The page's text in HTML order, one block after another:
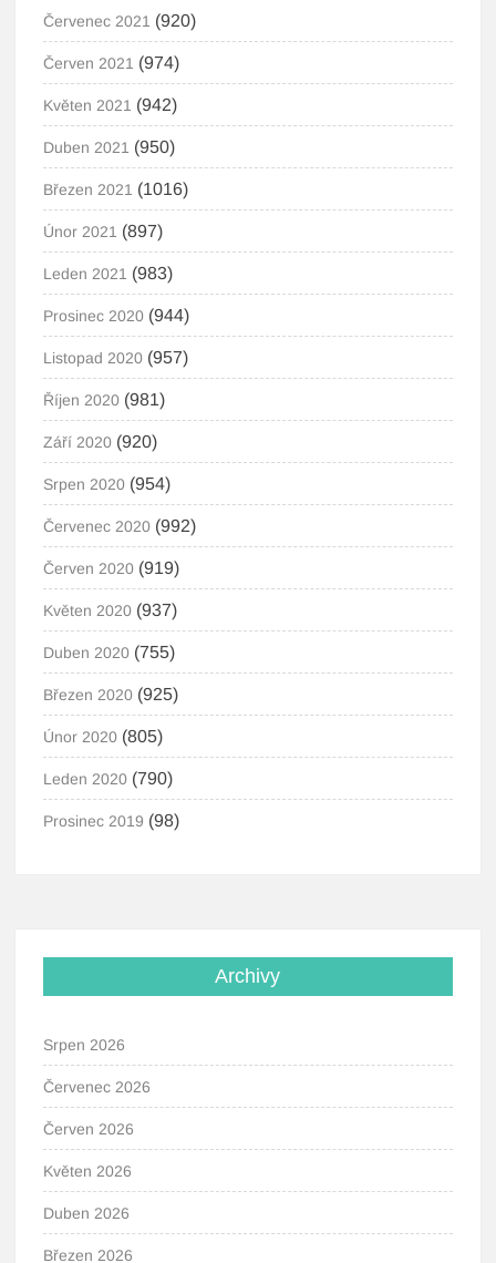
Červenec 2021 (920)
Červen 2021 (974)
Květen 2021 (942)
Duben 2021 (950)
Březen 2021 (1016)
Únor 2021 (897)
Leden 2021 (983)
Prosinec 2020 (944)
Listopad 2020 (957)
Říjen 2020 (981)
Září 2020 (920)
Srpen 2020 (954)
Červenec 2020 (992)
Červen 2020 (919)
Květen 2020 (937)
Duben 2020 (755)
Březen 2020 (925)
Únor 2020 (805)
Leden 2020 (790)
Prosinec 2019 (98)
Archivy
Srpen 2026
Červenec 2026
Červen 2026
Květen 2026
Duben 2026
Březen 2026